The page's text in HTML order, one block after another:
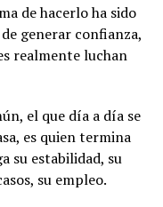
de hacerlo ha sido
generar confianza,
realmente luchan
el que día a día se
es quien termina
su estabilidad, su
su empleo.